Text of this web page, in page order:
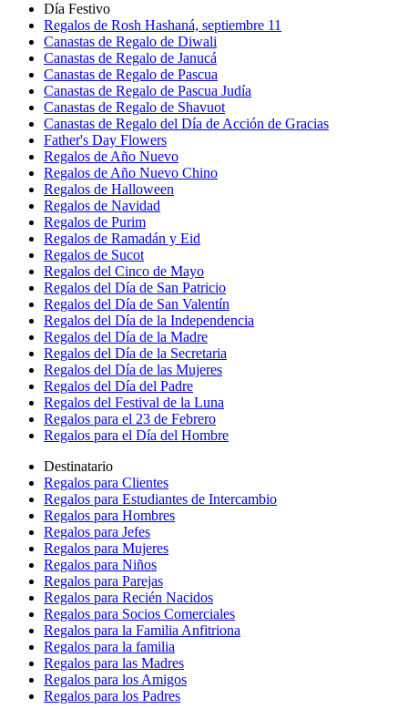
Día Festivo
Regalos de Rosh Hashaná, septiembre 11
Canastas de Regalo de Diwali
Canastas de Regalo de Janucá
Canastas de Regalo de Pascua
Canastas de Regalo de Pascua Judía
Canastas de Regalo de Shavuot
Canastas de Regalo del Día de Acción de Gracias
Father's Day Flowers
Regalos de Año Nuevo
Regalos de Año Nuevo Chino
Regalos de Halloween
Regalos de Navidad
Regalos de Purim
Regalos de Ramadán y Eid
Regalos de Sucot
Regalos del Cinco de Mayo
Regalos del Día de San Patricio
Regalos del Día de San Valentín
Regalos del Día de la Independencia
Regalos del Día de la Madre
Regalos del Día de la Secretaria
Regalos del Día de las Mujeres
Regalos del Día del Padre
Regalos del Festival de la Luna
Regalos para el 23 de Febrero
Regalos para el Día del Hombre
Destinatario
Regalos para Clientes
Regalos para Estudiantes de Intercambio
Regalos para Hombres
Regalos para Jefes
Regalos para Mujeres
Regalos para Niños
Regalos para Parejas
Regalos para Recién Nacidos
Regalos para Socios Comerciales
Regalos para la Familia Anfitriona
Regalos para la familia
Regalos para las Madres
Regalos para los Amigos
Regalos para los Padres